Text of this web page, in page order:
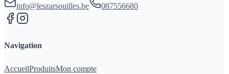
info@leszarsouilles.be 087556680
Navigation
AccueilProduitsMon compte